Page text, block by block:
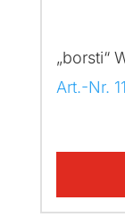
„borsti“
Art.-Nr.